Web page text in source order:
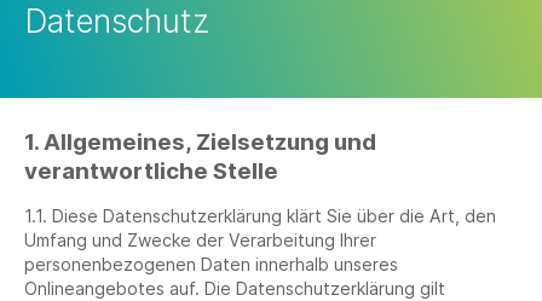
Datenschutz
1. Allgemeines, Zielsetzung und
verantwortliche Stelle
1.1. Diese Datenschutzerklärung klärt Sie über die Art, den
Umfang und Zwecke der Verarbeitung Ihrer
personenbezogenen Daten innerhalb unseres
Onlineangebotes auf. Die Datenschutzerklärung gilt